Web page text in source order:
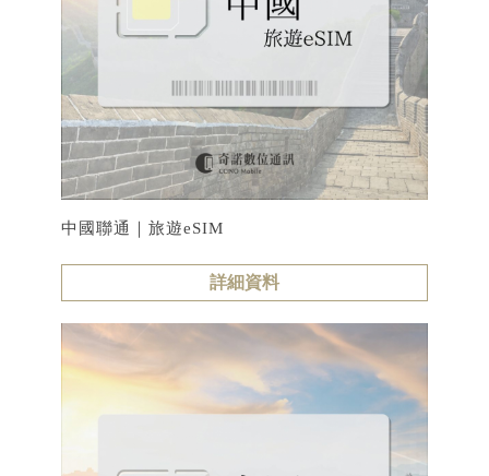
中國聯通｜旅遊eSIM
詳細資料